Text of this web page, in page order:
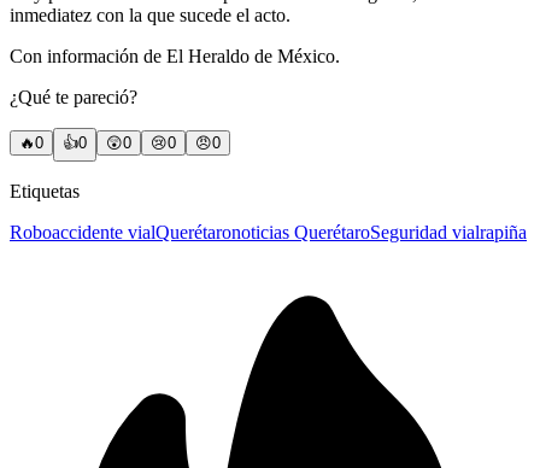
inmediatez con la que sucede el acto.
Con información de El Heraldo de México.
¿Qué te pareció?
🔥0 👍0 😲0 😢0 😠0
Etiquetas
Roboaccidente vialQuerétaronoticias QuerétaroSeguridad vialrapiña